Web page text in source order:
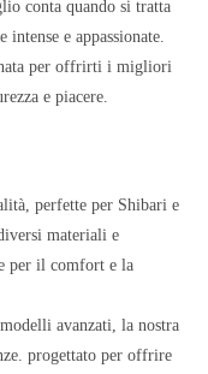
conta quando si tratta
e appassionate.
per offrirti i migliori
e piacere.
perfette per Shibari e
materiali e
per il comfort e la
avanzati, la nostra
progettato per offrire